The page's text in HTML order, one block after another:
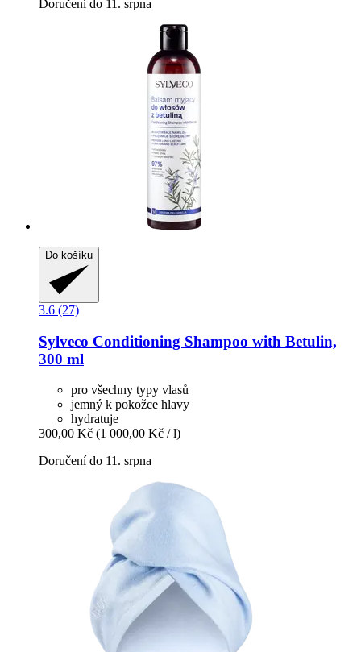
Doručení do 11. srpna
Do košíku
3.6 (27)
Sylveco Conditioning Shampoo with Betulin,
300 ml
pro všechny typy vlasů
jemný k pokožce hlavy
hydratuje
300,00 Kč (1 000,00 Kč / l)
Doručení do 11. srpna